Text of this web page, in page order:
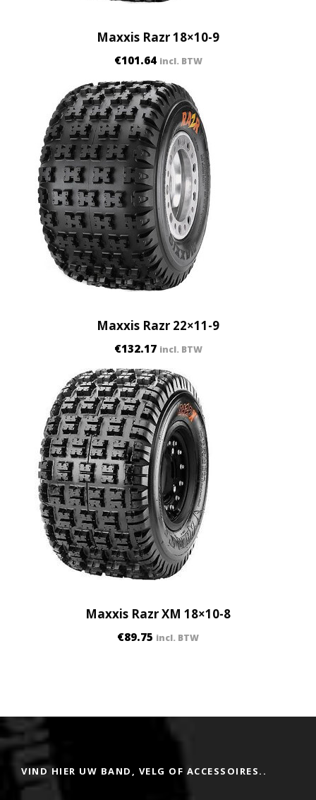
Maxxis Razr 18×10-9
€101.64 incl. BTW
Maxxis Razr 22×11-9
€132.17 incl. BTW
Maxxis Razr XM 18×10-8
€89.75 incl. BTW
VIND HIER UW BAND, VELG OF ACCESSOIRES..